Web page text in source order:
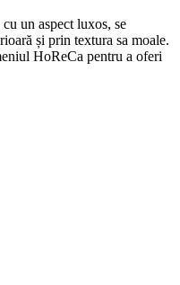
cu un aspect luxos, se
și prin textura sa moale.
HoReCa pentru a oferi